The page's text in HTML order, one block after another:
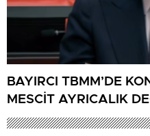
BAYIRCI TBMM’DE
MESCİT AYRICALIK